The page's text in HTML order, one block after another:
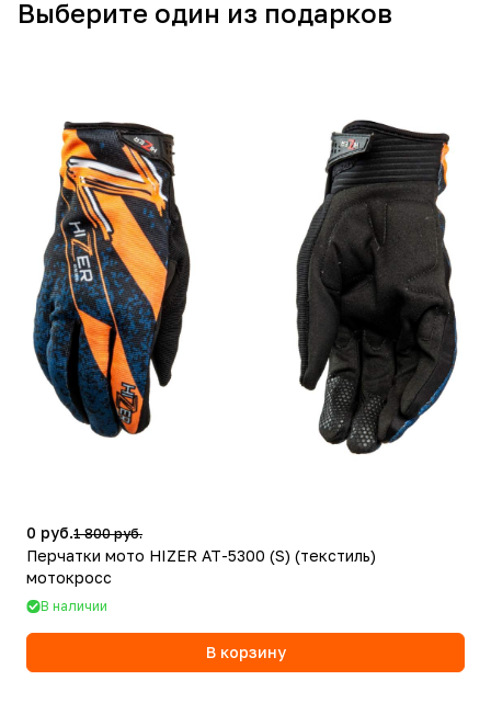
Выберите один из подарков
0 руб.1 800 руб.
Перчатки мото HIZER AT-5300 (S) (текстиль)
мотокросс
В наличии
В корзину